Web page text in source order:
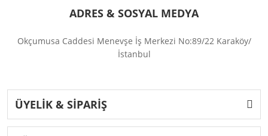
ADRES & SOSYAL MEDYA
Okçumusa Caddesi Menevşe İş Merkezi No:89/22 Karaköy/
İstanbul
ÜYELİK & SİPARİŞ